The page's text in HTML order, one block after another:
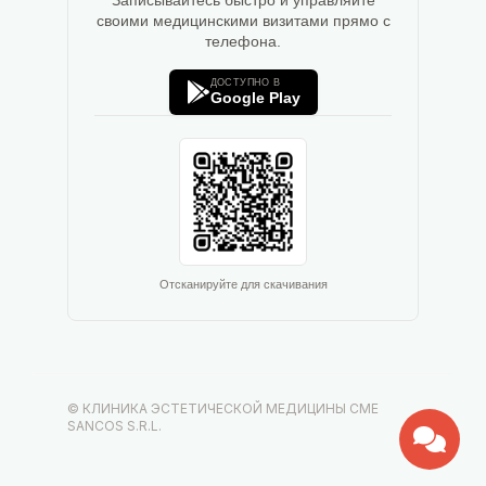
своими медицинскими визитами прямо с
телефона.
ДОСТУПНО В
Google Play
Отсканируйте для скачивания
© КЛИНИКА ЭСТЕТИЧЕСКОЙ МЕДИЦИНЫ CME
SANCOS S.R.L.